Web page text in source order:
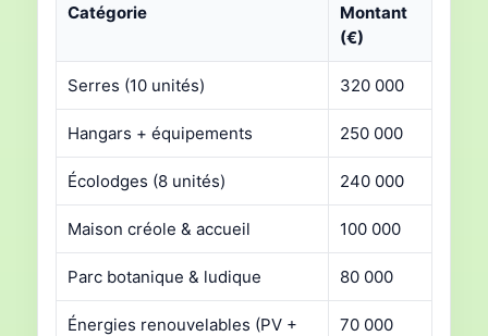
Catégorie
Montant
(€)
Serres (10 unités) 320 000
Hangars + équipements 250 000
Écolodges (8 unités) 240 000
Maison créole & accueil 100 000
Parc botanique & ludique 80 000
Énergies renouvelables (PV +
70 000